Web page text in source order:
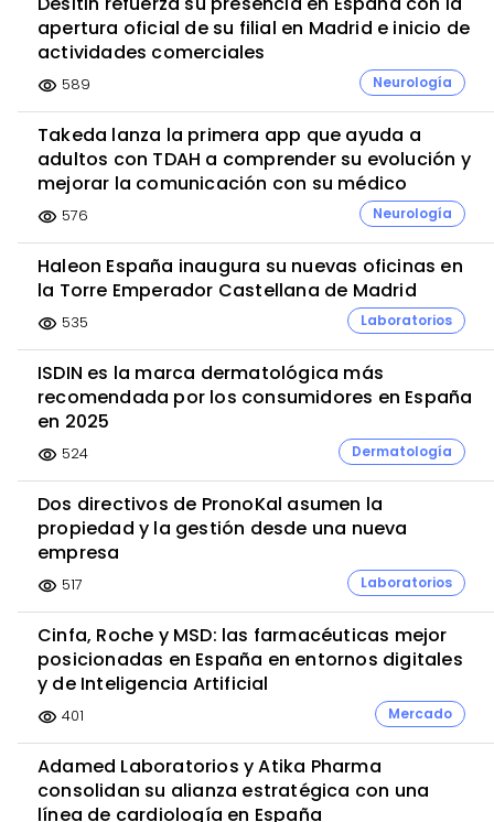
apertura oficial de su filial en Madrid e inicio de
actividades comerciales
visibility 589 Neurología
Takeda lanza la primera app que ayuda a
adultos con TDAH a comprender su evolución y
mejorar la comunicación con su médico
visibility 576 Neurología
Haleon España inaugura su nuevas oficinas en
la Torre Emperador Castellana de Madrid
visibility 535 Laboratorios
ISDIN es la marca dermatológica más
recomendada por los consumidores en España
en 2025
visibility 524 Dermatología
Dos directivos de PronoKal asumen la
propiedad y la gestión desde una nueva
empresa
visibility 517 Laboratorios
Cinfa, Roche y MSD: las farmacéuticas mejor
posicionadas en España en entornos digitales
y de Inteligencia Artificial
visibility 401 Mercado
Adamed Laboratorios y Atika Pharma
consolidan su alianza estratégica con una
línea de cardiología en España